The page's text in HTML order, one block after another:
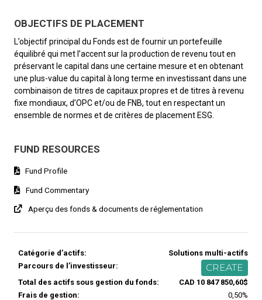
OBJECTIFS DE PLACEMENT
L’objectif principal du Fonds est de fournir un portefeuille
équilibré qui met l’accent sur la production de revenu tout en
préservant le capital dans une certaine mesure et en obtenant
une plus-value du capital à long terme en investissant dans une
combinaison de titres de capitaux propres et de titres à revenu
fixe mondiaux, d’OPC et/ou de FNB, tout en respectant un
ensemble de normes et de critères de placement ESG.
FUND RESOURCES
Fund Profile
Fund Commentary
Aperçu des fonds & documents de réglementation
Catégorie d’actifs:
Solutions multi-actifs
Parcours de l’investisseur:
CREATE
Total des actifs sous gestion du fonds:
CAD 10 847 850,60$
Frais de gestion:
0,50%